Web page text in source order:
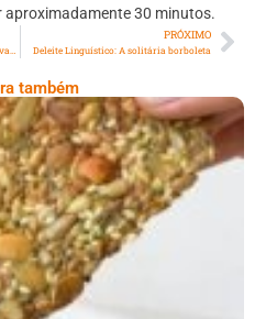
aproximadamente 30 minutos.
PRÓXIMO
Deleite Linguístico: A solitária borboleta
também
De Sementes